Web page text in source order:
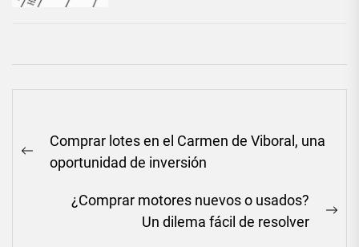
de
entradas
Previous
Comprar lotes en el Carmen de Viboral, una
oportunidad de inversión
¿Comprar motores nuevos o usados?
Un dilema fácil de resolver